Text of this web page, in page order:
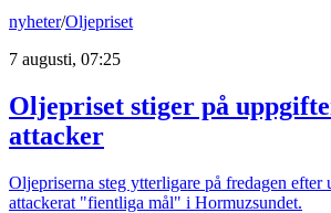
nyheter/Oljepriset
7 augusti, 07:25
Oljepriset stiger på
attacker
Oljepriserna steg ytterligare på fredagen efter
attackerat "fientliga mål" i Hormuzsundet.